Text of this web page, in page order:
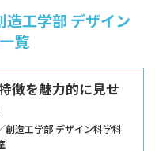
工学部 デザイン
覧
徴を魅力的に見せ
創造工学部 デザイン科学科